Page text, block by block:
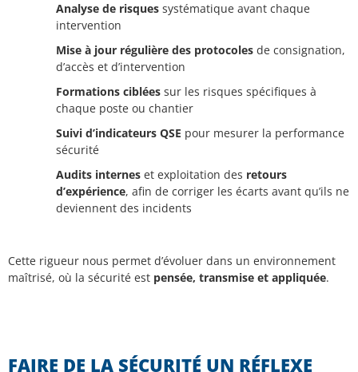
Analyse de risques systématique avant chaque
intervention
Mise à jour régulière des protocoles de consignation,
d’accès et d’intervention
Formations ciblées sur les risques spécifiques à
chaque poste ou chantier
Suivi d’indicateurs QSE pour mesurer la performance
sécurité
Audits internes et exploitation des retours
d’expérience, afin de corriger les écarts avant qu’ils ne
deviennent des incidents
Cette rigueur nous permet d’évoluer dans un environnement
maîtrisé, où la sécurité est pensée, transmise et appliquée.
FAIRE DE LA SÉCURITÉ UN RÉFLEXE